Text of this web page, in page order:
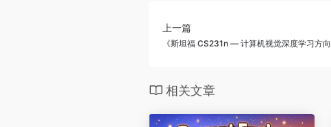
上一篇
《斯坦福 CS231n — 计算机视觉深度学习方
相关文章